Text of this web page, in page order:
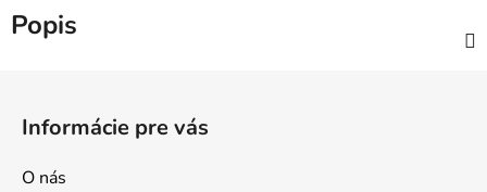
Popis
Informácie pre vás
O nás